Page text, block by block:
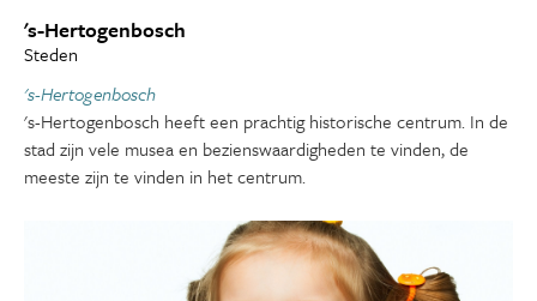
's-Hertogenbosch
Steden
's-Hertogenbosch
's-Hertogenbosch heeft een prachtig historische centrum. In de
stad zijn vele musea en bezienswaardigheden te vinden, de
meeste zijn te vinden in het centrum.